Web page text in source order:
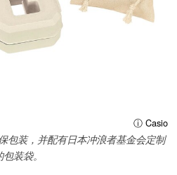
ⓘ Casio
包装，并配有日本冲浪者基金会定制
包装袋。